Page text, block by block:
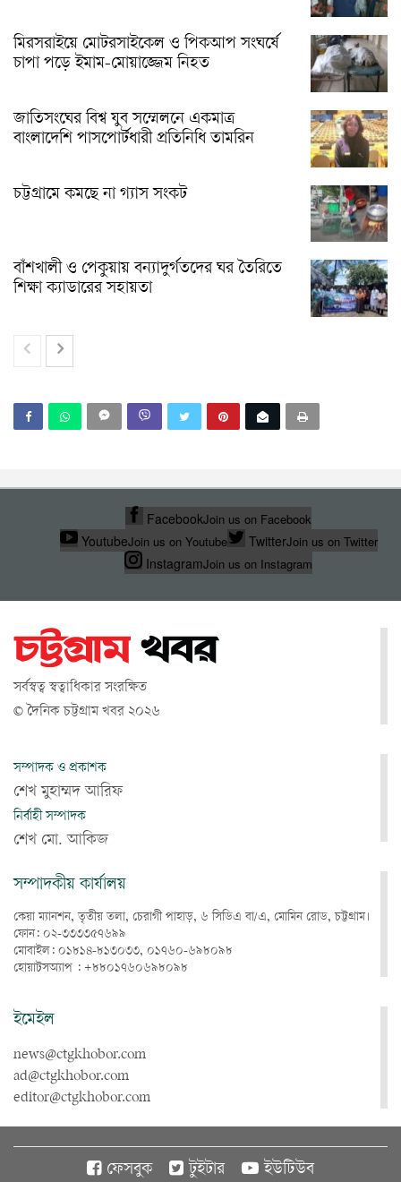
মিরসরাইয়ে মোটরসাইকেল ও পিকআপ সংঘর্ষে
চাপা পড়ে ইমাম-মোয়াজ্জেম নিহত
জাতিসংঘের বিশ্ব যুব সম্মেলনে একমাত্র
বাংলাদেশি পাসপোর্টধারী প্রতিনিধি তামরিন
চট্টগ্রামে কমছে না গ্যাস সংকট
বাঁশখালী ও পেকুয়ায় বন্যাদুর্গতদের ঘর তৈরিতে
শিক্ষা ক্যাডারের সহায়তা
FacebookJoin us on Facebook
YoutubeJoin us on Youtube TwitterJoin us on Twitter
InstagramJoin us on Instagram
সর্বস্বত্ব স্বত্বাধিকার সংরক্ষিত
© দৈনিক চট্টগ্রাম খবর ২০২৬
সম্পাদক ও প্রকাশক
শেখ মুহাম্মদ আরিফ
নির্বাহী সম্পাদক
শেখ মো. আকিজ
সম্পাদকীয় কার্যালয়
কেয়া ম্যানশন, তৃতীয় তলা, চেরাগী পাহাড়, ৬ সিডিএ বা/এ, মোমিন রোড, চট্টগ্রাম।
ফোন: ০২-৩৩৩৩৫৭৬৯৯
মোবাইল: ০১৮১৪-৮১৩০৩৩, ০১৭৬০-৬৯৮০৯৮
হোয়াটসঅ্যাপ : +৮৮০১৭৬০৬৯৮০৯৮
ইমেইল
news@ctgkhobor.com
ad@ctgkhobor.com
editor@ctgkhobor.com
ফেসবুক টুইটার ইউটিউব